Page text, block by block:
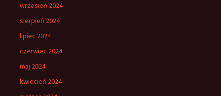
wrzesień 2024
sierpień 2024
lipiec 2024
czerwiec 2024
maj 2024
kwiecień 2024